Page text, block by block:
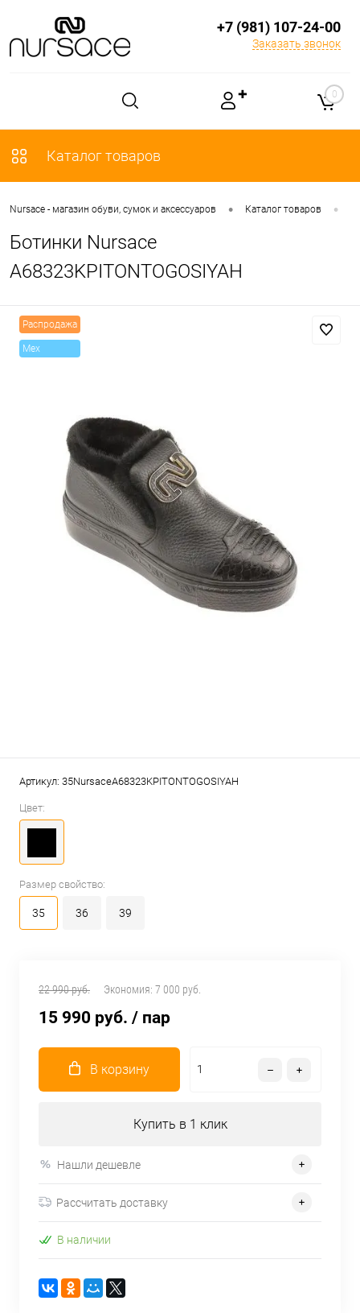
+7 (981) 107-24-00
Заказать звонок
✚ 0
Каталог товаров
Nursace - магазин обуви, сумок и аксессуаров • Каталог товаров •
Ботинки Nursace
A68323KPITONTOGOSIYAH
Распродажа
Mex
Артикул: 35NursaceA68323KPITONTOGOSIYAH
Цвет:
Размер свойство:
35 36 39
22 990 руб. Экономия: 7 000 руб.
15 990 руб. / пар
В корзину
Купить в 1 клик
Нашли дешевле
Рассчитать доставку
В наличии